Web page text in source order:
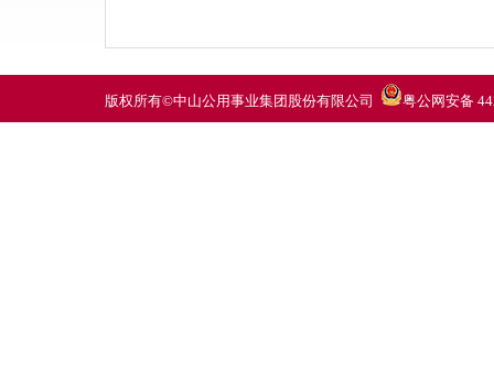
版权所有©中山公用事业集团股份有限公司 粤公网安备